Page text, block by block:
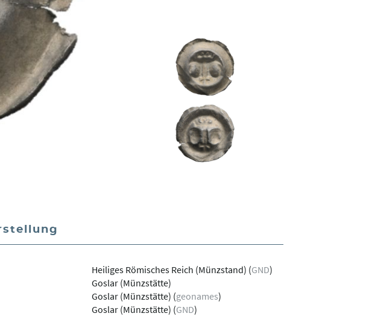
Heiliges Römisches Reich (Münzstand) (GND)
Goslar (Münzstätte)
Goslar (Münzstätte) (geonames)
Goslar (Münzstätte) (GND)